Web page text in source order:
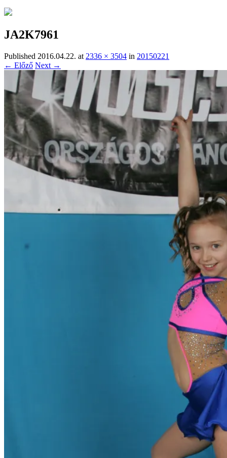
JA2K7961
Published 2016.04.22. at 2336 × 3504 in 20150221
← Előző Next →